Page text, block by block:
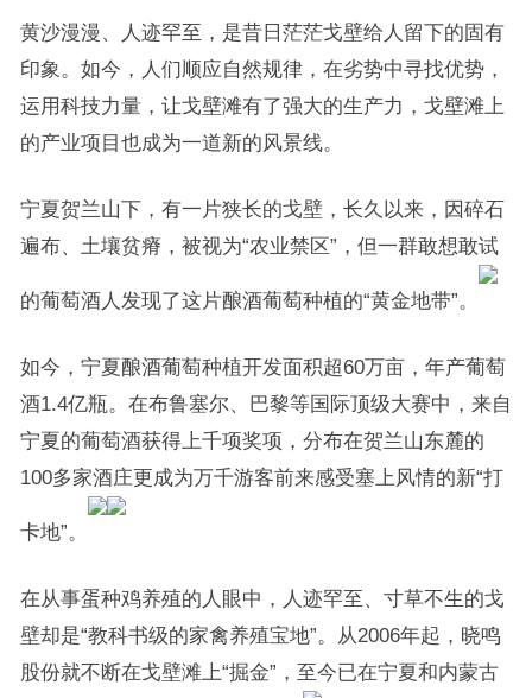
黄沙漫漫、人迹罕至，是昔日茫茫戈壁给人留下的固有
印象。如今，人们顺应自然规律，在劣势中寻找优势，
运用科技力量，让戈壁滩有了强大的生产力，戈壁滩上
的产业项目也成为一道新的风景线。
宁夏贺兰山下，有一片狭长的戈壁，长久以来，因碎石
遍布、土壤贫瘠，被视为“农业禁区”，但一群敢想敢试
的葡萄酒人发现了这片酿酒葡萄种植的“黄金地带”。
如今，宁夏酿酒葡萄种植开发面积超60万亩，年产葡萄
酒1.4亿瓶。在布鲁塞尔、巴黎等国际顶级大赛中，来自
宁夏的葡萄酒获得上千项奖项，分布在贺兰山东麓的
100多家酒庄更成为万千游客前来感受塞上风情的新“打
卡地”。
在从事蛋种鸡养殖的人眼中，人迹罕至、寸草不生的戈
壁却是“教科书级的家禽养殖宝地”。从2006年起，晓鸣
股份就不断在戈壁滩上“掘金”，至今已在宁夏和内蒙古